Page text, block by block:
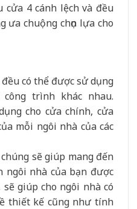
cửa 4 cánh lệch và đều
chuộng chọn lựa cho
có thể được sử dụng
trình khác nhau.
cho cửa chính, cửa
mỗi ngôi nhà của các
sẽ giúp mang đến
ngôi nhà của bạn được
giúp cho ngôi nhà có
thiết kế cũng như tính